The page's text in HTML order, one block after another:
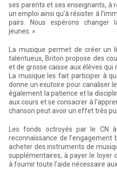
ses parents et ses enseignants, à
un emploi ainsi qu’à résister à
pairs. Nous espérons changer
jeunes. »
La musique permet de créer un
talentueux, Briton propose des
et de grosse caisse aux élèves qui
La musique les fait participer à
donne un exutoire pour canaliser
également la patience et la
aux cours et se consacrer à
chanson peut avoir un effet très
Les fonds octroyés par le CN
reconnaissance de
acheter des instruments de
supplémentaires, à payer le loyer
à fournir toute l’aide nécessaire